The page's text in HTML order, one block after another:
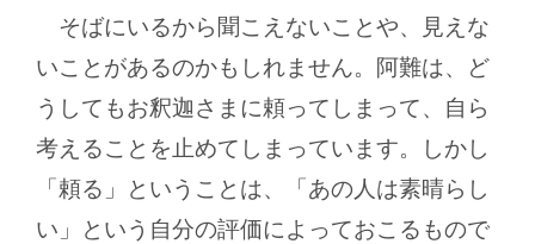
そばにいるから聞こえないことや、見えな
いことがあるのかもしれません。阿難は、ど
うしてもお釈迦さまに頼ってしまって、自ら
考えることを止めてしまっています。しかし
「頼る」ということは、「あの人は素晴らし
い」という自分の評価によっておこるもので